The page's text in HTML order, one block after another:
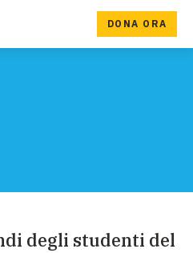
DONA ORA
degli studenti del